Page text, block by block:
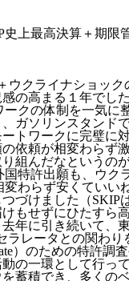
史上最高決算＋期限
ウクライナショッ
の高まる１年でした
ークの体制を一気
ガソリンスタンド
トワークに完璧に
依頼が相変わらず
組んだなというの
国特許出願も、ウ
変わらず安くてい
づけました（
もせずにひたすら
年に引き続いて、
ラレータとの関わ
）のための特許
の一環として行っ
蓄積でき、多くの